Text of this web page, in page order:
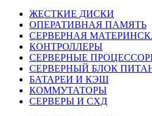
ЖЕСТКИЕ ДИСКИ
ОПЕРАТИВНАЯ ПАМЯТЬ
СЕРВЕРНАЯ
КОНТРОЛЛЕРЫ
СЕРВЕРНЫЕ
СЕРВЕРНЫЙ БЛОК
БАТАРЕИ И КЭШ
КОММУТАТОРЫ
СЕРВЕРЫ И СХД